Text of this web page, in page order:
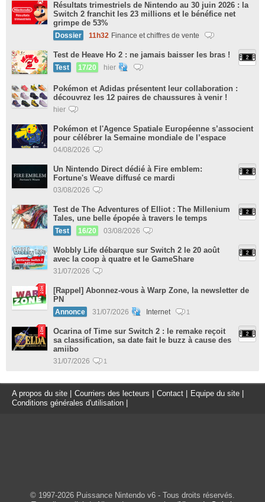
Résultats trimestriels de Nintendo au 30 juin 2026 : la
Switch 2 franchit les 23 millions et le bénéfice net
grimpe de 53%
Dossier 11h32 Finance et chiffres de vente
Test de Heave Ho 2 : ne jamais baisser les bras !
Test 17/20 hier
Pokémon et Adidas présentent leur collaboration :
découvrez les 12 paires de chaussures à venir !
hier
Pokémon et l'Agence Spatiale Européenne s’associent
pour célébrer la Semaine mondiale de l’espace
04/08/2026
Un Nintendo Direct dédié à Fire emblem:
Fortune's Weave diffusé ce mardi
03/08/2026
Test de The Adventures of Elliot : The Millenium
Tales, une belle épopée à travers le temps
Test 16/20 03/08/2026
Wobbly Life débarque sur Switch 2 le 20 août
avec la coop à quatre et le GameShare
31/07/2026
[Rappel] Abonnez-vous à Warp Zone, la newsletter de
PN
Annonce 31/07/2026 Internet 1
Ocarina of Time sur Switch 2 : le remake reçoit
sa classification, sa date fait le buzz à cause des
amiibo
31/07/2026 1
A propos du site Courriers des lecteurs Contact Equipe du site
Conditions générales d'utilisation
© 1997-2026 Puissance Nintendo v6 - Tous droits réservés.